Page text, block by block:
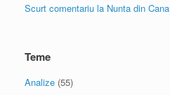
Scurt comentariu la Nunta din Cana
Teme
Analize (55)